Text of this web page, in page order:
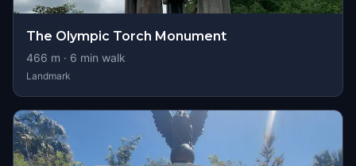
The Olympic Torch Monument
466 m · 6 min walk
Landmark